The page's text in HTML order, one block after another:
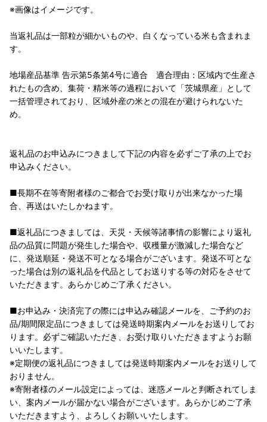
※画像はイメージです。
当返礼品は一部粒が細かいものや、白くなっている米も含まれま
す。
地場産品基準 告示第5条第4号に適合 適合理由：区域内で生産さ
れたもの含め、集荷・精米等の過程において「茨城県産」として
一括管理されており、区域外産の米との混在が避けられないた
め。
返礼品のお申込みにつきまして下記の内容を必ずご了承の上でお
申込みください。
■長期不在等寄附者様のご都合でお受け取りが出来なかった場
合、再送はいたしかねます。
■返礼品につきましては、天災・天候等諸事情の影響により返礼
品の品質に問題が発生した場合や、収穫量が激減した場合など
に、発送順延・発送不可となる場合がございます。発送不可とな
った場合は別の返礼品を代品としてお送りする等の対応をさせて
いただきます。あらかじめご了承ください。
■お申込み・決済完了の際には申込み確認メールを、ご予約のお
品/期間限定品につきましては発送時期案内メールをお送りしてお
ります。必ずご確認いただき、お受け取りいただきますようお願
いいたします。
※定期便の返礼品につきましては発送時期案内メールをお送りして
おりません。
※寄附者様のメール設定によっては、迷惑メールと判断されてしま
い、案内メールが届かない場合がございます。あらかじめご了承
いただきますよう、よろしくお願いいたします。